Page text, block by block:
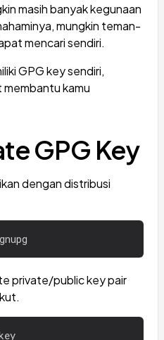
masih banyak kegunaan
mungkin teman-
mencari sendiri.
GPG key sendiri,
kamu
GPG Key
dengan distribusi
private/public key pair